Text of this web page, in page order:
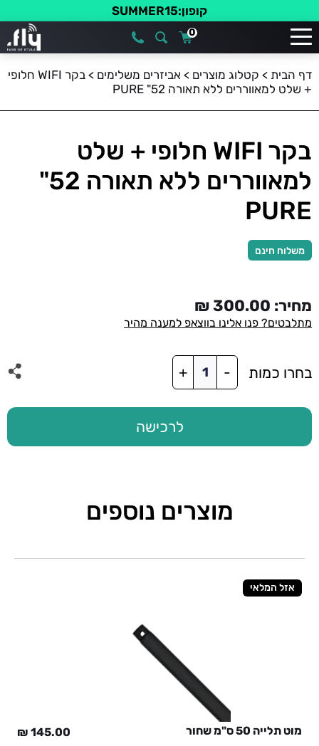
קופון:SUMMER15
0
דף הבית > קטלוג מוצרים > אביזרים משלימים >
בקר WIFI חלופי
+ שלט למאווררים ללא תאורה 52" PURE
בקר WIFI חלופי + שלט
למאווררים ללא תאורה 52"
PURE
מחיר: 300.00
₪
מתלבטים? פנו אלינו בווצאפ למענה מהיר
בחרו כמות -
של
בקר
WIFI
שלט
52"
+
לרכישה
משלוח חינם
מוצרים נוספים
אזל המלאי
מוט תלייה 50 ס"מ שחור 145.00
₪